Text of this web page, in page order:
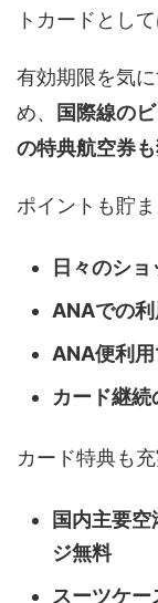
トカードとして
有効期限を気
め、
国際線の
の特典航空券
ポイントも貯ま
日々のシ
ANAでの
ANA便利
カード継
カード特典も充
国内主要空
ジ無料
スーツケー